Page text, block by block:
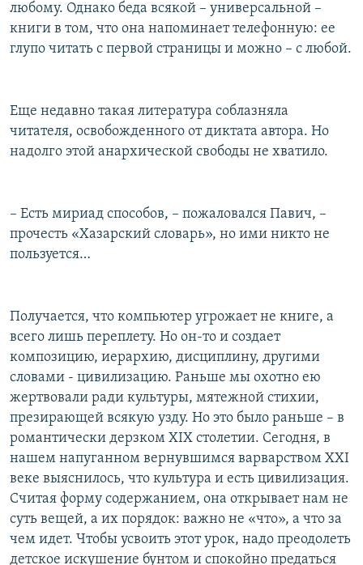
любому. Однако беда всякой – универсальной –
книги в том, что она напоминает телефонную: ее
глупо читать с первой страницы и можно – с любой.
Еще недавно такая литература соблазняла
читателя, освобожденного от диктата автора. Но
надолго этой анархической свободы не хватило.
– Есть мириад способов, – пожаловался Павич, –
прочесть «Хазарский словарь», но ими никто не
пользуется…
Получается, что компьютер угрожает не книге, а
всего лишь переплету. Но он-то и создает
композицию, иерархию, дисциплину, другими
словами - цивилизацию. Раньше мы охотно ею
жертвовали ради культуры, мятежной стихии,
презирающей всякую узду. Но это было раньше – в
романтически дерзком XIX столетии. Сегодня, в
нашем напуганном вернувшимся варварством XXI
веке выяснилось, что культура и есть цивилизация.
Считая форму содержанием, она открывает нам не
суть вещей, а их порядок: важно не «что», а что за
чем идет. Чтобы усвоить этот урок, надо преодолеть
детское искушение бунтом и спокойно предаться